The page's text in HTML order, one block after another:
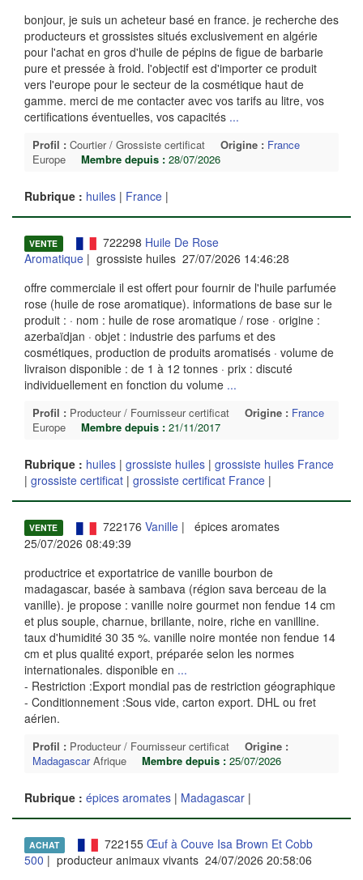
bonjour, je suis un acheteur basé en france. je recherche des
producteurs et grossistes situés exclusivement en algérie
pour l'achat en gros d'huile de pépins de figue de barbarie
pure et pressée à froid. l'objectif est d'importer ce produit
vers l'europe pour le secteur de la cosmétique haut de
gamme. merci de me contacter avec vos tarifs au litre, vos
certifications éventuelles, vos capacités ...
Profil : Courtier / Grossiste certificat Origine : France
Europe
Membre depuis : 28/07/2026
Rubrique : huiles | France |
VENTE 722298 Huile De Rose
Aromatique | grossiste huiles 27/07/2026 14:46:28
offre commerciale il est offert pour fournir de l'huile parfumée
rose (huile de rose aromatique). informations de base sur le
produit : · nom : huile de rose aromatique / rose · origine :
azerbaïdjan · objet : industrie des parfums et des
cosmétiques, production de produits aromatisés · volume de
livraison disponible : de 1 à 12 tonnes · prix : discuté
individuellement en fonction du volume ...
Profil : Producteur / Fournisseur certificat Origine : France
Europe
Membre depuis : 21/11/2017
Rubrique : huiles | grossiste huiles | grossiste huiles France
| grossiste certificat | grossiste certificat France |
VENTE 722176 Vanille| épices aromates
25/07/2026 08:49:39
productrice et exportatrice de vanille bourbon de
madagascar, basée à sambava (région sava berceau de la
vanille). je propose : vanille noire gourmet non fendue 14 cm
et plus souple, charnue, brillante, noire, riche en vanilline.
taux d'humidité 30 35 %. vanille noire montée non fendue 14
cm et plus qualité export, préparée selon les normes
internationales. disponible en ...
- Restriction :Export mondial pas de restriction géographique
- Conditionnement :Sous vide, carton export. DHL ou fret
aérien.
Profil : Producteur / Fournisseur certificat
Origine :
MadagascarAfrique Membre depuis : 25/07/2026
Rubrique : épices aromates | Madagascar |
ACHAT 722155 Œuf à Couve Isa Brown Et Cobb
500 | producteur animaux vivants 24/07/2026 20:58:06